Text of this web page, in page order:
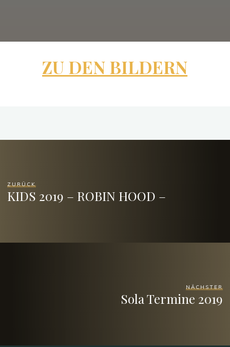
ZU DEN BILDERN
ZURÜCK
KIDS 2019 – ROBIN HOOD –
NÄCHSTER
Sola Termine 2019